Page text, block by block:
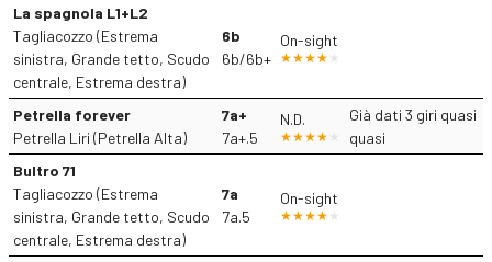
La spagnola L1+L2
Tagliacozzo (Estrema
sinistra, Grande tetto, Scudo
centrale, Estrema destra)
6b
6b/6b+
On-sight
Petrella forever
Petrella Liri (Petrella Alta)
7a+
7a+.5
N.D.
Già dati 3 giri quasi
quasi
Bultro 71
Tagliacozzo (Estrema
sinistra, Grande tetto, Scudo
centrale, Estrema destra)
7a
7a.5
On-sight